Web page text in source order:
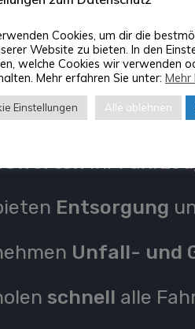
Freiburg
Entsorgung
Unfall- und
schnell alle
Cookies, um dir die
Website zu bieten. In den
welche Cookies wir verwenden
Mehr erfahren Sie unter: Mehr
Einstellungen Alle ablehnen